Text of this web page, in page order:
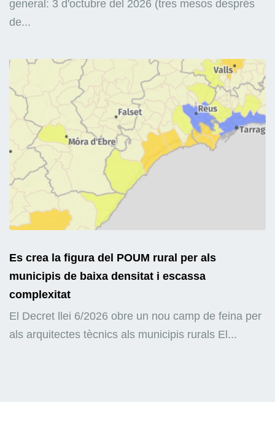
general: 3 d'octubre del 2026 (tres mesos després
de...
Es crea la figura del POUM rural per als
municipis de baixa densitat i escassa
complexitat
El Decret llei 6/2026 obre un nou camp de feina per
als arquitectes tècnics als municipis rurals El...